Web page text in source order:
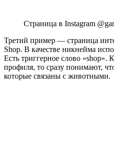
Страница в Instagram
Третий пример — страница
Shop. В качестве никнейма
Есть триггерное слово «shop».
профиля, то сразу понимают,
которые связаны с животными.